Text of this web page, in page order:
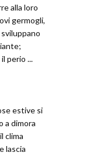
alla loro
germogli,
perio ...
estive si
a dimora
clima
lascia